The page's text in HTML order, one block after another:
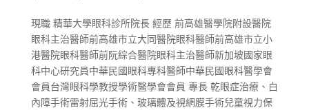
現職 精華大學眼科診所院長 經歷 前高雄醫學院附設醫院
眼科主治醫師前高雄市立大同醫院眼科醫師前高雄市立小
港醫院眼科醫師前阮綜合醫院眼科主治醫師新加坡國家眼
科中心研究員中華民國眼科專科醫師中華民國眼科醫學會
會員台灣眼科學教授學術醫學會會員 專長 乾眼症治療、白
內障手術雷射屈光手術、玻璃體及視網膜手術兒童視力保